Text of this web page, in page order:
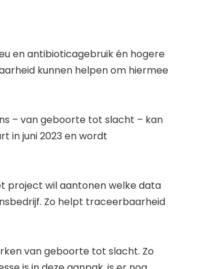
en antibioticagebruik én hogere
kunnen helpen om hiermee
– van geboorte tot slacht – kan
in juni 2023 en wordt
project wil aantonen welke data
Zo helpt traceerbaarheid
van geboorte tot slacht. Zo